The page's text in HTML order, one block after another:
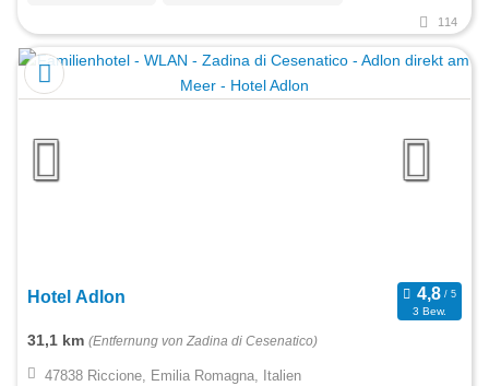
114
Hotel Adlon
3 Bew.
31,1 km (Entfernung von Zadina di Cesenatico)
47838 Riccione, Emilia Romagna, Italien